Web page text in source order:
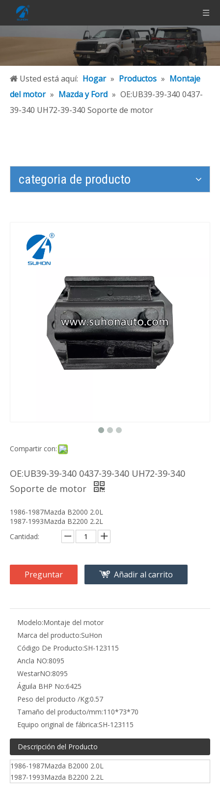
Usted está aquí: Hogar » Productos » Montaje
del motor » Mazda y Ford » OE:UB39-39-340 0437-
39-340 UH72-39-340 Soporte de motor
categoria de producto
Compartir con:
OE:UB39-39-340 0437-39-340 UH72-39-340
Soporte de motor
1986-1987Mazda B2000 2.0L
1987-1993Mazda B2200 2.2L
Cantidad:
Preguntar Añadir al carrito
Modelo:Montaje del motor
Marca del producto:SuHon
Código De Producto:SH-123115
Ancla NO:8095
WestarNO:8095
Águila BHP No:6425
Peso del producto /Kg:0.57
Tamaño del producto/mm:110*73*70
Equipo original de fábrica:SH-123115
Descripción del Producto
1986-1987Mazda B2000 2.0L
1987-1993Mazda B2200 2.2L